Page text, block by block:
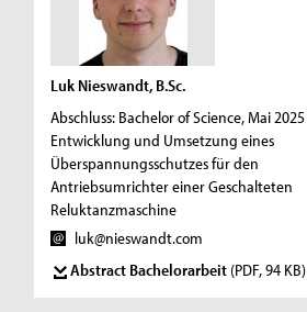
Luk Nieswandt, B.Sc.
Abschluss: Bachelor of Science, Mai 2025
Entwicklung und Umsetzung eines
Überspannungsschutzes für den
Antriebsumrichter einer Geschalteten
Reluktanzmaschine
luk@nieswandt.com
Abstract Bachelorarbeit (PDF, 94 KB)